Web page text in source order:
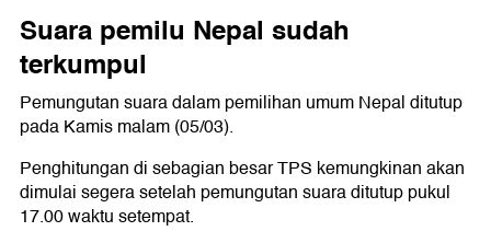
Suara pemilu Nepal sudah
terkumpul
Pemungutan suara dalam pemilihan umum Nepal ditutup
pada Kamis malam (05/03).
Penghitungan di sebagian besar TPS kemungkinan akan
dimulai segera setelah pemungutan suara ditutup pukul
17.00 waktu setempat.